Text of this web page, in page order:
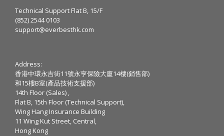
Technical Support Flat B, 15/F
(852) 2544 0103
support@everbesthk.com
Address:
香港中環永吉街11號永亨保險大廈14樓(銷售部)
和15樓B室(產品技術支援部)
14th Floor (Sales) ,
Flat B, 15th Floor (Technical Support),
Wing Hang Insurance Building
11 Wing Kut Street, Central,
Hong Kong